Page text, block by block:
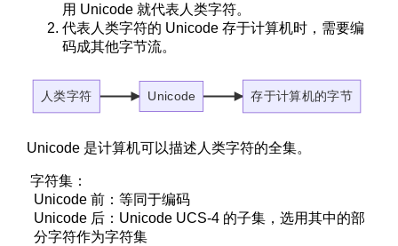
用 Unicode 就代表人类字符。
代表人类字符的 Unicode 存于计算机时，需要编
码成其他字节流。
人类字符 Unicode 存于计算机的字节
Unicode 是计算机可以描述人类字符的全集。
字符集：
Unicode 前：等同于编码
Unicode 后：Unicode UCS-4 的子集，选用其中的部
分字符作为字符集